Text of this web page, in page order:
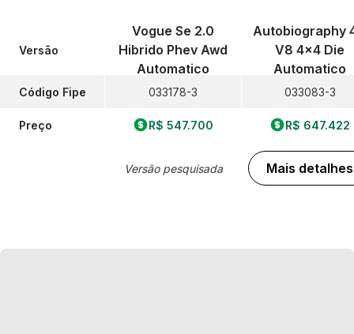
Versão
Código Fipe
Preço
Vogue Se 2.0
Hibrido Phev Awd
Automatico
033178-3
R$ 547.700
Versão pesquisada
Autobiography
V8 4x4 Die
Automatico
033083-3
R$ 647.422
Mais detalhes